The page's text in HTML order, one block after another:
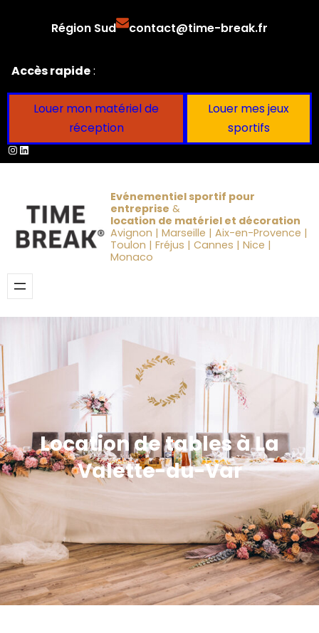
Région Sud contact@time-break.fr
Accès rapide:
Louer mon matériel de
réception
Louer mes jeux
sportifs
Instagram
LinkedIn
Evénementiel sportif pour
entreprise &
location de matériel et décoration
Avignon | Marseille | Aix-en-Provence |
Toulon | Fréjus | Cannes | Nice |
Monaco
Location de tables à La
Valette-du-Var